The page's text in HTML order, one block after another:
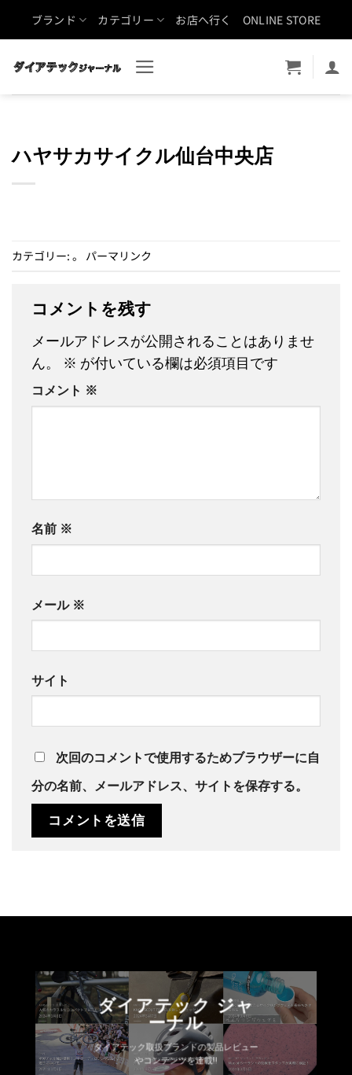
ブランド カテゴリー お店へ行く ONLINE STORE
ハヤサカサイクル仙台中央店
カテゴリー: 。 パーマリンク
コメントを残す
メールアドレスが公開されることはありませ
ん。
※ が付いている欄は必須項目です
コメント ※
名前 ※
メール ※
サイト
次回のコメントで使用するためブラウザーに自
分の名前、メールアドレス、サイトを保存する。
ダイアテック ジャ
ーナル
ダイアテック取扱ブランドの製品レビュー
やコンテンツを連載!!